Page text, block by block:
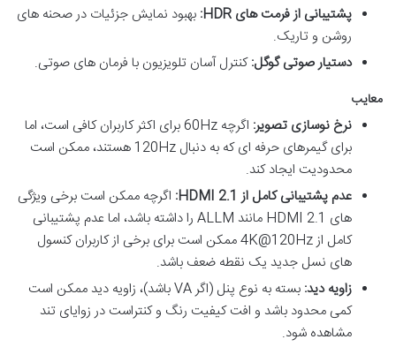
پشتیبانی از فرمت های HDR:
بهبود نمایش جزئیات در صحنه های
روشن و تاریک.
دستیار صوتی گوگل:کنترل آسان تلویزیون با فرمان های صوتی.
معایب
نرخ نوسازی تصویر:
اگرچه 60Hz برای اکثر کاربران کافی است، اما
برای گیمرهای حرفه ای که به دنبال 120Hz هستند، ممکن است
محدودیت ایجاد کند.
عدم پشتیبانی کامل از HDMI 2.1:
اگرچه ممکن است برخی ویژگی
های HDMI 2.1 مانند ALLM را داشته باشد، اما عدم پشتیبانی
کامل از 4K@120Hz ممکن است برای برخی از کاربران کنسول
های نسل جدید یک نقطه ضعف باشد.
زاویه دید:
بسته به نوع پنل (اگر VA باشد)، زاویه دید ممکن است
کمی محدود باشد و افت کیفیت رنگ و کنتراست در زوایای تند
مشاهده شود.